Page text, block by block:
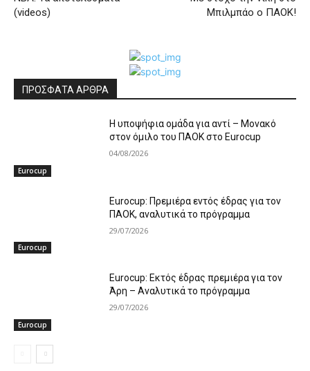
(videos)
Μπιλμπάο ο ΠΑΟΚ!
ΠΡΟΣΦΑΤΑ ΑΡΘΡΑ
Eurocup
Η υποψήφια ομάδα για αντί – Μονακό
στον όμιλο του ΠΑΟΚ στο Εurocup
04/08/2026
Eurocup
Eurocup: Πρεμιέρα εντός έδρας για τον
ΠΑΟΚ, αναλυτικά το πρόγραμμα
29/07/2026
Eurocup
Eurocup: Εκτός έδρας πρεμιέρα για τον
Άρη – Αναλυτικά το πρόγραμμα
29/07/2026